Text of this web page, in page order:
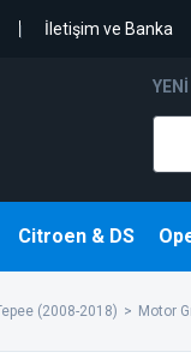
İletişim ve Banka
Citroen & DS
(2008-2018) Motor